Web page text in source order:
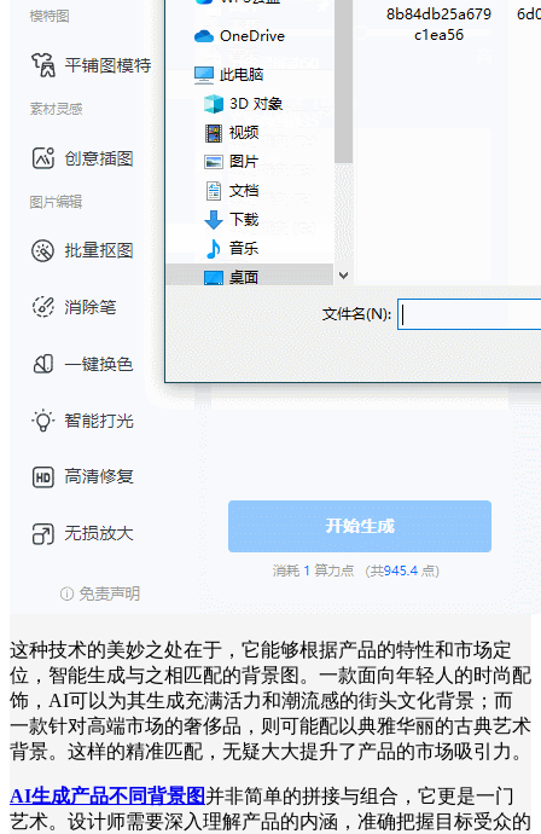
这种技术的美妙之处在于，它能够根据产品的特性和市场定
位，智能生成与之相匹配的背景图。一款面向年轻人的时尚配
饰，AI可以为其生成充满活力和潮流感的街头文化背景；而
一款针对高端市场的奢侈品，则可能配以典雅华丽的古典艺术
背景。这样的精准匹配，无疑大大提升了产品的市场吸引力。
AI生成产品不同背景图并非简单的拼接与组合，它更是一门
艺术。设计师需要深入理解产品的内涵，准确把握目标受众的